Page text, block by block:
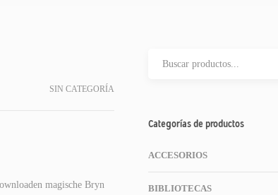
SIN CATEGORÍA
magische Bryn
Categorías de productos
ACCESORIOS
BIBLIOTECAS